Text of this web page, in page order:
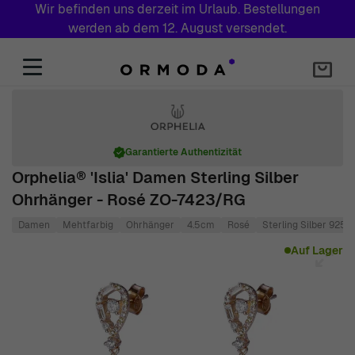
Wir befinden uns derzeit im Urlaub. Bestellungen
werden ab dem 12. August versendet.
Orphelia® 'Islia' Damen Sterling Silber
Ohrhänger - Rosé ZO-7423/RG
Garantierte Authentizität
Damen Mehtfarbig Ohrhänger 4.5cm Rosé Sterling Silber 925
Auf Lager